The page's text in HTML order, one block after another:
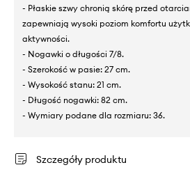
- Płaskie szwy chronią skórę przed
zapewniają wysoki poziom komfortu
aktywności.
- Nogawki o długości 7/8.
- Szerokość w pasie: 27 cm.
- Wysokość stanu: 21 cm.
- Długość nogawki: 82 cm.
- Wymiary podane dla rozmiaru: 36.
Szczegóły produktu